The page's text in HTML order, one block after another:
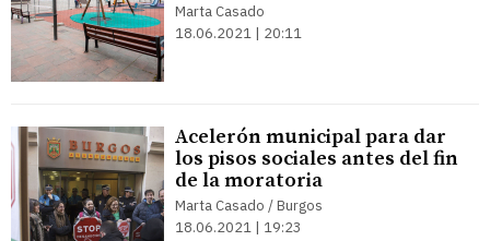
Marta Casado
18.06.2021 | 20:11
Acelerón municipal para dar
los pisos sociales antes del fin
de la moratoria
Marta Casado / Burgos
18.06.2021 | 19:23